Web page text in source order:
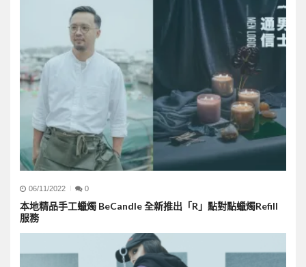
06/11/2022 0
本地精品手工蠟燭 BeCandle 全新推出「R」點對點蠟燭Refill
服務